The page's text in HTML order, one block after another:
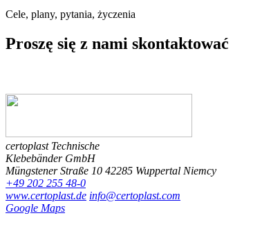
Cele, plany, pytania, życzenia
Proszę się z nami skontaktować
certoplast Technische
Klebebänder GmbH
Müngstener Straße 10 42285 Wuppertal Niemcy
+49 202 255 48-0
www.certoplast.de info@certoplast.com
Google Maps